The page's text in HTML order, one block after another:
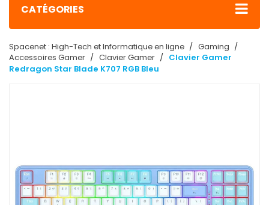
CATÉGORIES
Spacenet : High-Tech et Informatique en ligne
Gaming
Accessoires Gamer
Clavier Gamer
Clavier Gamer
Redragon Star Blade K707 RGB Bleu